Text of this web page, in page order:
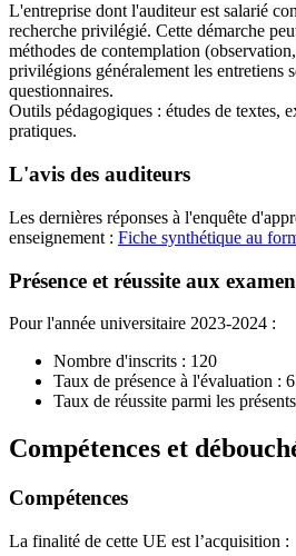
L'entreprise dont l'auditeur est salarié
recherche privilégié. Cette démarche
méthodes de contemplation
privilégions généralement les entretiens
questionnaires.
Outils pédagogiques : études de textes,
pratiques.
L'avis des auditeurs
Les dernières réponses à l'enquête
enseignement : Fiche synthétique au
Présence et réussite aux
Pour l'année universitaire 2023-2024 :
Nombre d'inscrits : 120
Taux de présence à l'évaluation :
Taux de réussite parmi les
Compétences et
Compétences
La finalité de cette UE est l’acquisition :